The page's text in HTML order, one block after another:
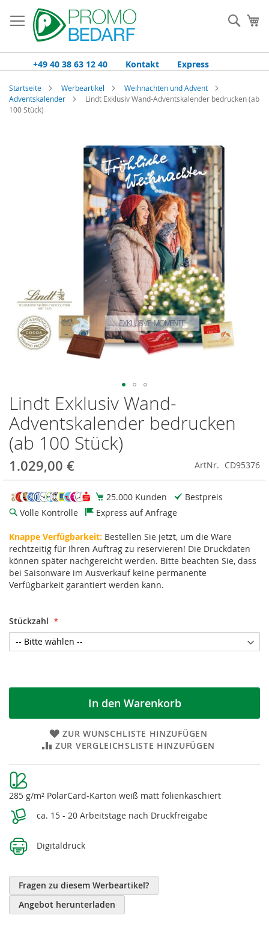
Inhalt
springen
+49 40 38 63 12 40 Kontakt Express
Startseite Werbeartikel
Weihnachten und Advent
Adventskalender
Lindt Exklusiv Wand-Adventskalender bedrucken (ab
100 Stück)
Lindt Exklusiv Wand-
Adventskalender bedrucken
(ab 100 Stück)
1.029,00 € ArtNr. CD95376
25.000 Kunden
Bestpreis
Volle Kontrolle
Express auf Anfrage
Knappe Verfügbarkeit: Bestellen Sie jetzt, um die Ware
rechtzeitig für Ihren Auftrag zu reservieren! Die Druckdaten
können später nachgereicht werden. Bitte beachten Sie, dass
bei Saisonware im Ausverkauf keine permanente
Verfügbarkeit garantiert werden kann.
Stückzahl
In den Warenkorb
ZUR WUNSCHLISTE HINZUFÜGEN
ZUR VERGLEICHSLISTE HINZUFÜGEN
Weitere
Informationen
285 g/m² PolarCard-Karton weiß matt folienkaschiert
ca. 15 - 20 Arbeitstage nach Druckfreigabe
Digitaldruck
Fragen zu diesem Werbeartikel?
Angebot herunterladen
Zum
Anfang
der
Bildgalerie
springen